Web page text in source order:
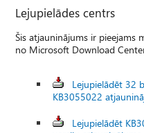
Lejupielādes centrs
Šis atjauninājums ir pieejams
no Microsoft Download
Lejupielādēt 32
KB3055022
Lejupielādēt